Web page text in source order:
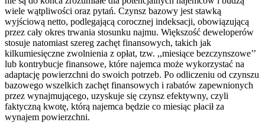
wiele wątpliwości oraz pytań. Czynsz bazowy jest stawką
wyjściową netto, podlegającą corocznej indeksacji, obowiązującą
przez cały okres trwania stosunku najmu. Większość deweloperów
stosuje natomiast szereg zachęt finansowych, takich jak
kilkumiesięczne zwolnienia z opłat, tzw. ,,miesiące bezczynszowe’’
lub kontrybucje finansowe, które najemca może wykorzystać na
adaptację powierzchni do swoich potrzeb. Po odliczeniu od czynszu
bazowego wszelkich zachęt finansowych i rabatów zapewnionych
przez wynajmującego, uzyskuje się czynsz efektywny, czyli
faktyczną kwotę, którą najemca będzie co miesiąc płacił za
wynajem powierzchni.